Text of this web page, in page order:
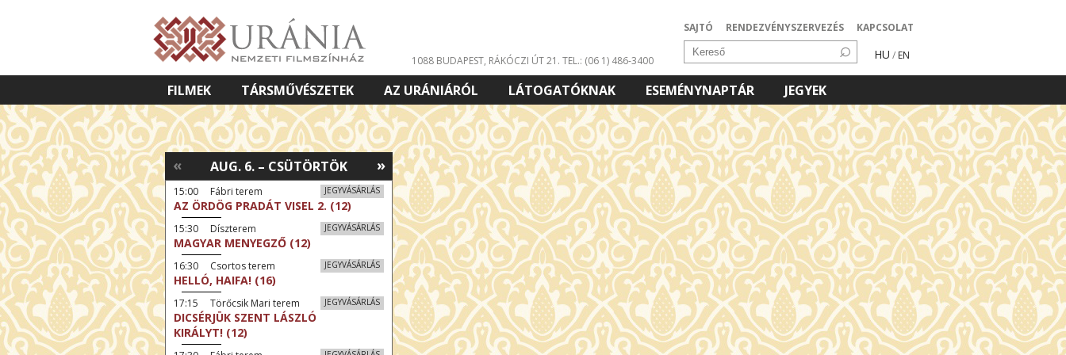
SAJTÓ RENDEZVÉNYSZERVEZÉS KAPCSOLAT
HU / EN
1088 BUDAPEST, RÁKÓCZI ÚT 21. TEL.: (06 1) 486-3400
FILMEK TÁRSMŰVÉSZETEK AZ URÁNIÁRÓL LÁTOGATÓKNAK ESEMÉNYNAPTÁR
JEGYEK
VETÍTETT KÉPES ELŐADÁSOK
»
AUG. 6. – CSÜTÖRTÖK
«
JEGYVÁSÁRLÁS
15:00 Fábri terem
AZ ÖRDÖG PRADÁT VISEL 2. (12)
JEGYVÁSÁRLÁS
15:30 Díszterem
MAGYAR MENYEGZŐ (12)
JEGYVÁSÁRLÁS
16:30 Csortos terem
HELLÓ, HAIFA! (16)
JEGYVÁSÁRLÁS
17:15 Törőcsik Mari terem
DICSÉRJÜK SZENT LÁSZLÓ
KIRÁLYT! (12)